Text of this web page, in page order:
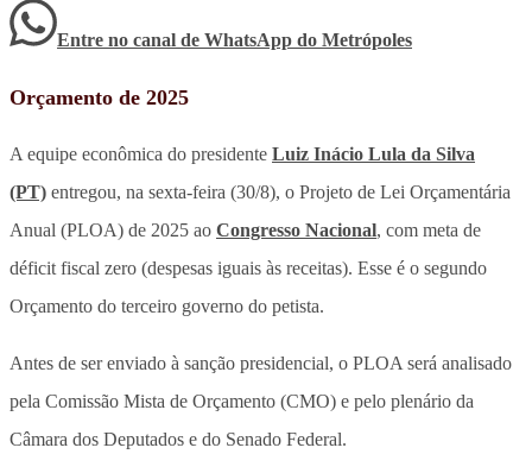
Entre no canal de WhatsApp do Metrópoles
Orçamento de 2025
A equipe econômica do presidente Luiz Inácio Lula da Silva
(PT) entregou, na sexta-feira (30/8), o Projeto de Lei Orçamentária
Anual (PLOA) de 2025 ao Congresso Nacional, com meta de
déficit fiscal zero (despesas iguais às receitas). Esse é o segundo
Orçamento do terceiro governo do petista.
Antes de ser enviado à sanção presidencial, o PLOA será analisado
pela Comissão Mista de Orçamento (CMO) e pelo plenário da
Câmara dos Deputados e do Senado Federal.